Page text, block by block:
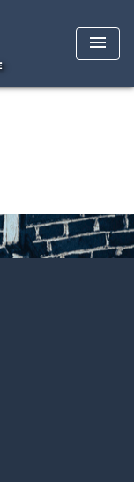
menu